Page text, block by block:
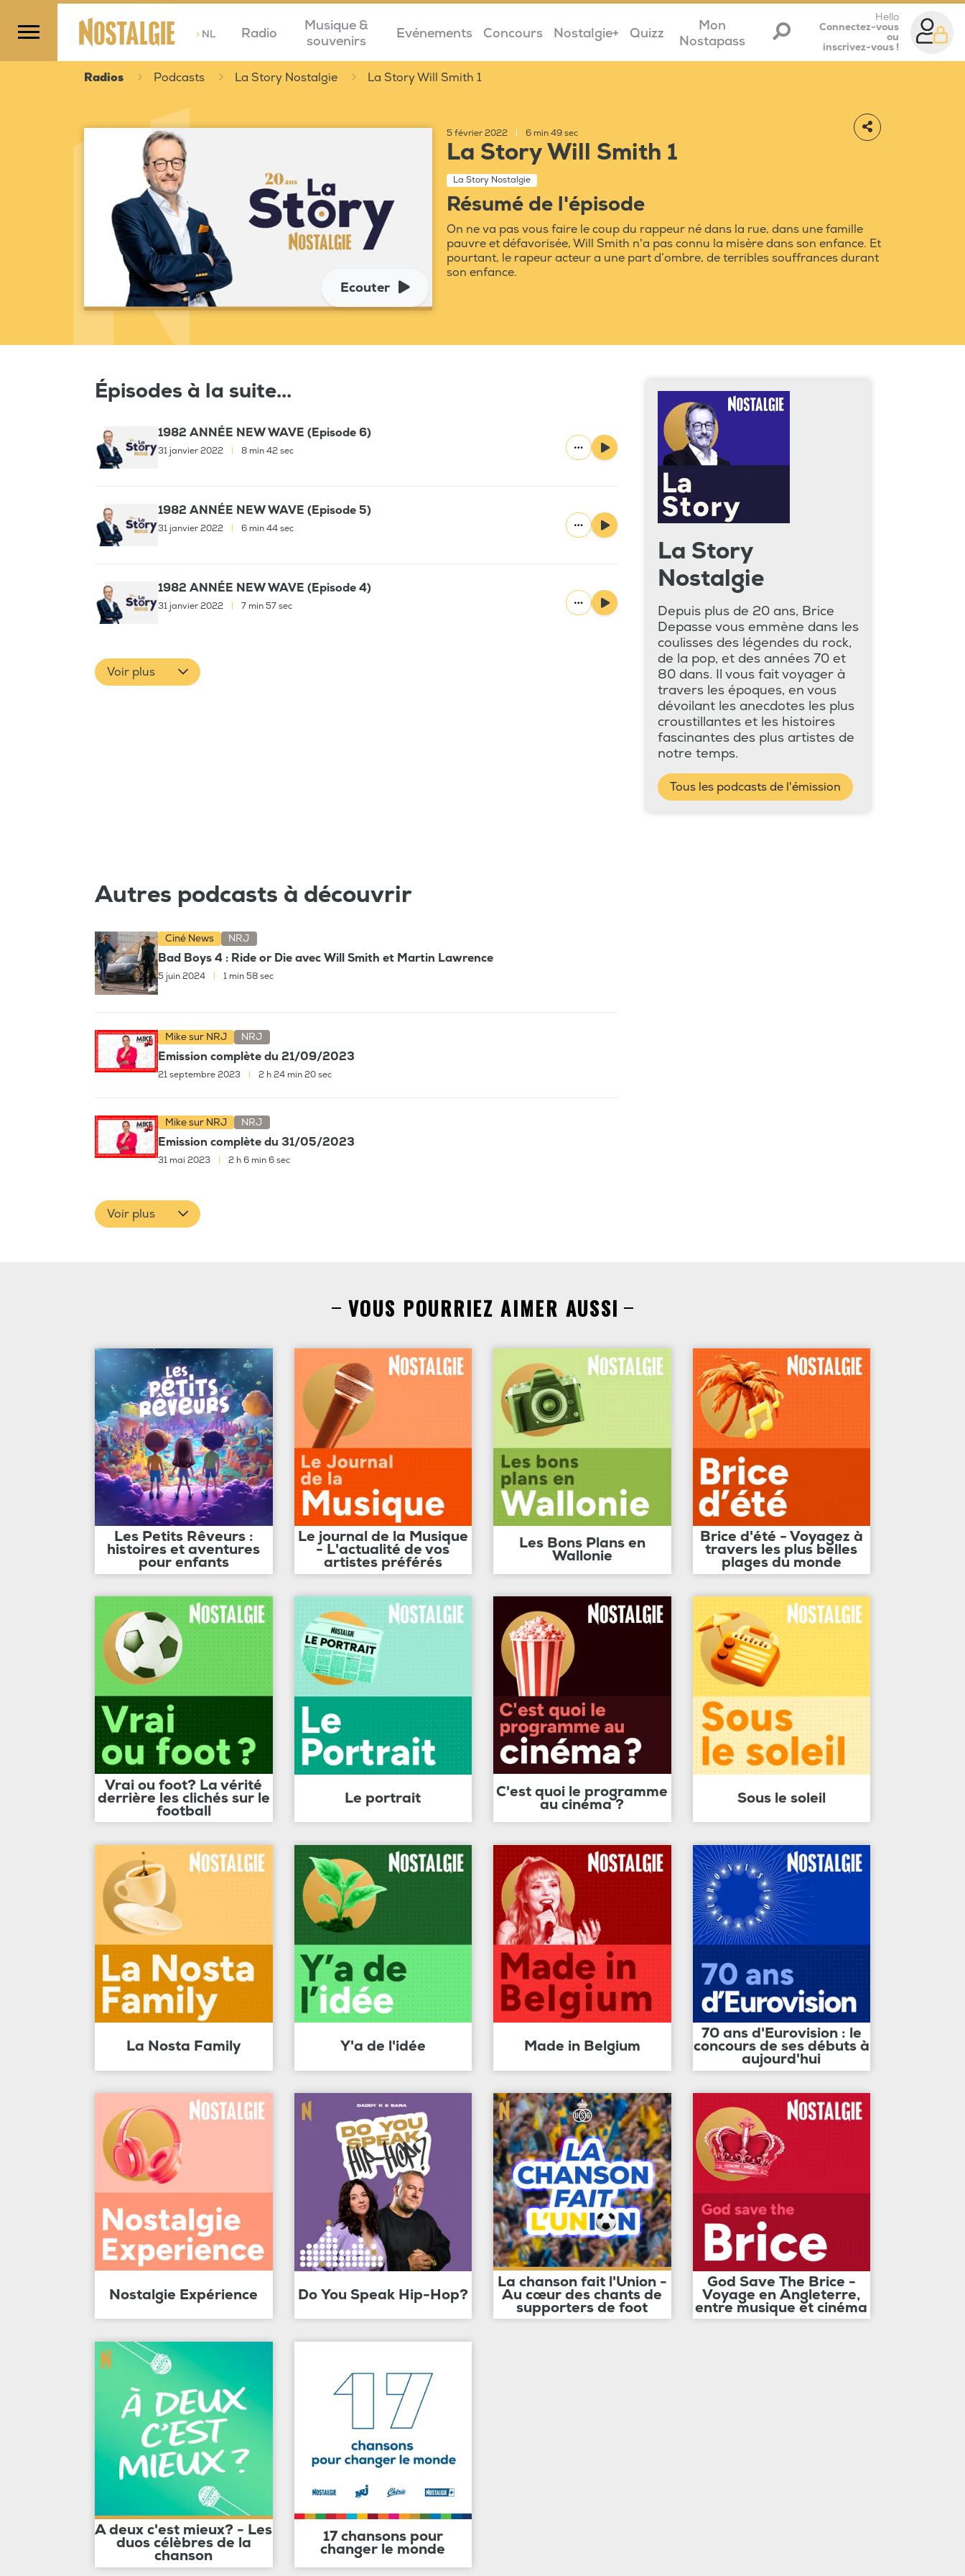
>NL Radio
Musique &
souvenirs
Evénements Concours Nostalgie+ Quizz
Mon
Nostapass
Hello
Connectez-vous
ou
inscrivez-vous !
Radios Podcasts La Story Nostalgie La Story Will Smith 1
Ecouter
5 février 2022 6 min 49 sec
La Story Will Smith 1
La Story Nostalgie
Résumé de l'épisode
On ne va pas vous faire le coup du rappeur né dans la rue, dans une famille
pauvre et défavorisée, Will Smith n'a pas connu la misère dans son enfance. Et
pourtant, le rapeur acteur a une part d’ombre, de terribles souffrances durant
son enfance.
Épisodes à la suite...
1982 ANNÉE NEW WAVE (Episode 6)
31 janvier 2022 8 min 42 sec
1982 ANNÉE NEW WAVE (Episode 5)
31 janvier 2022 6 min 44 sec
1982 ANNÉE NEW WAVE (Episode 4)
31 janvier 2022 7 min 57 sec
Voir plus
La Story
Nostalgie
Depuis plus de 20 ans, Brice
Depasse vous emmène dans les
coulisses des légendes du rock,
de la pop, et des années 70 et
80 dans. Il vous fait voyager à
travers les époques, en vous
dévoilant les anecdotes les plus
croustillantes et les histoires
fascinantes des plus artistes de
notre temps.
Tous les podcasts de l'émission
Autres podcasts à découvrir
Ciné News NRJ
Bad Boys 4 : Ride or Die avec Will Smith et Martin Lawrence
5 juin 2024 1 min 58 sec
Mike sur NRJ NRJ
Emission complète du 21/09/2023
21 septembre 2023 2 h 24 min 20 sec
Mike sur NRJ NRJ
Emission complète du 31/05/2023
31 mai 2023 | 2 h 6 min 6 sec
Voir plus
VOUS POURRIEZ AIMER AUSSI
Les Petits Rêveurs :
histoires et aventures
pour enfants
Le journal de la Musique
- L'actualité de vos
artistes préférés
Les Bons Plans en
Wallonie
Brice d'été - Voyagez à
travers les plus belles
plages du monde
Vrai ou foot? La vérité
derrière les clichés sur le
football
Le portrait C'est quoi le programme
au cinéma ? Sous le soleil
La Nosta Family Y'a de l'idée Made in Belgium
70 ans d'Eurovision : le
concours de ses débuts à
aujourd'hui
Nostalgie Expérience Do You Speak Hip-Hop?
La chanson fait l'Union -
Au cœur des chants de
supporters de foot
God Save The Brice -
Voyage en Angleterre,
entre musique et cinéma
A deux c'est mieux? - Les
duos célèbres de la
chanson
17 chansons pour
changer le monde